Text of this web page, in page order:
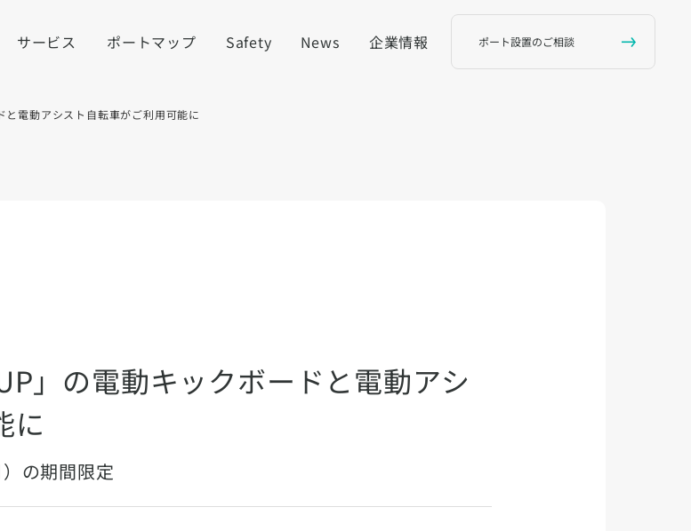
サービス ポートマップ Safety News 企業情報 ポート設置のご相談
電動アシスト自転車がご利用可能に
」の電動キックボードと電動アシ
に
の期間限定